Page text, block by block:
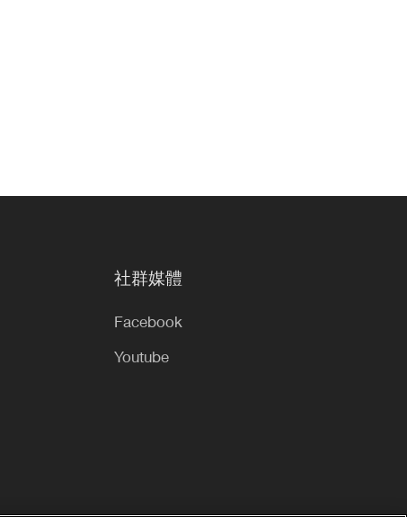
社群媒體
Facebook
Youtube